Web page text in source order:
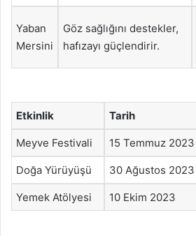
Yaban
Mersini
Göz sağlığını destekler,
hafızayı güçlendirir.
Etkinlik Tarih
Meyve Festivali 15 Temmuz 2023
Doğa Yürüyüşü 30 Ağustos 2023
Yemek Atölyesi 10 Ekim 2023